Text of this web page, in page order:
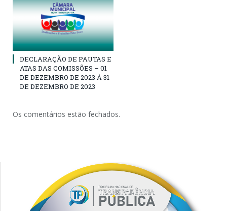
DECLARAÇÃO DE PAUTAS E
ATAS DAS COMISSÕES – 01
DE DEZEMBRO DE 2023 À 31
DE DEZEMBRO DE 2023
Os comentários estão fechados.